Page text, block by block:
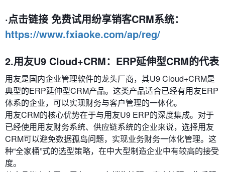
·点击链接 免费试用纷享销客CRM系统：
https://www.fxiaoke.com/ap/reg/
2.用友U9 Cloud+CRM：ERP延伸型CRM的代表
用友是国内企业管理软件的龙头厂商，其U9 Cloud+CRM是
典型的ERP延伸型CRM产品。这类产品适合已经有用友ERP
体系的企业，可以实现财务与客户管理的一体化。
用友CRM的核心优势在于与用友U9 ERP的深度集成。对于
已经使用用友财务系统、供应链系统的企业来说，选择用友
CRM可以避免数据孤岛问题，实现业务财务一体化管理。这
种“全家桶”式的选型策略，在中大型制造企业中有较高的接受
度。